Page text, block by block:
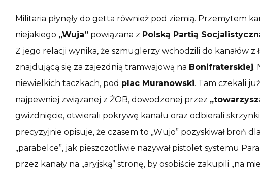
Militaria płynęły do getta również pod ziemią. Przemytem
niejakiego „Wuja” powiązana z Polską Partią
Z jego relacji wynika, że szmuglerzy wchodzili do kanałów z
znajdującą się za zajezdnią tramwajową na Bonifraterskiej.
niewielkich taczkach, pod plac Muranowski. Tam czekali
najpewniej związanej z ŻOB, dowodzonej przez
gwizdnięcie, otwierali pokrywę kanału oraz odbierali
precyzyjnie opisuje, że czasem to „Wujo” pozyskiwał broń
„parabelce”, jak pieszczotliwie nazywał pistolet systemu
przez kanały na „aryjską” stronę, by osobiście zakupili „na